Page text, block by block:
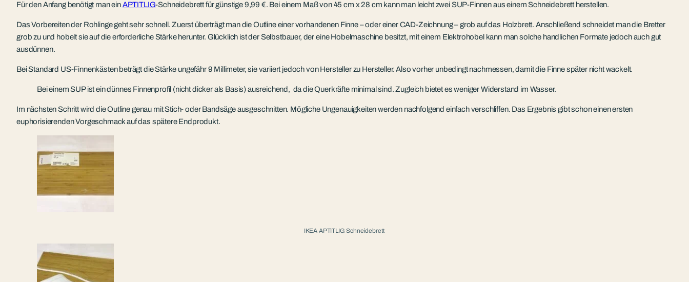
Für den Anfang benötigt man einAPTITLIG-Schneidebrett für günstige 9,99 €. Bei einem Maß von 45 cm x 28 cm kann man leicht zwei SUP-Finnen aus einem Schneidebrett herstellen.
Das Vorbereiten der Rohlinge geht sehr schnell. Zuerst überträgt man die Outline einer vorhandenen Finne – oder einer CAD-Zeichnung – grob auf das Holzbrett. Anschließend schneidet man die Bretter
grob zu und hobelt sie auf die erforderliche Stärke herunter. Glücklich ist der Selbstbauer, der eine Hobelmaschine besitzt, mit einem Elektrohobel kann man solche handlichen Formate jedoch auch gut
ausdünnen.
Bei Standard US-Finnenkästen beträgt die Stärke ungefähr 9 Millimeter, sie variiert jedoch von Hersteller zu Hersteller. Also vorher unbedingt nachmessen, damit die Finne später nicht wackelt.
Bei einem SUP ist ein dünnes Finnenprofil (nicht dicker als Basis) ausreichend, da die Querkräfte minimal sind. Zugleich bietet es weniger Widerstand im Wasser.
Im nächsten Schritt wird die Outline genau mit Stich- oder Bandsäge ausgeschnitten. Mögliche Ungenauigkeiten werden nachfolgend einfach verschliffen. Das Ergebnis gibt schon einen ersten
euphorisierenden Vorgeschmack auf das spätere Endprodukt.
IKEA APTITLIG Schneidebrett